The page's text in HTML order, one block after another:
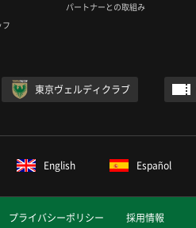
パートナーとの取組み
東京ヴェルディクラブ
English Español
プライバシーポリシー 採用情報